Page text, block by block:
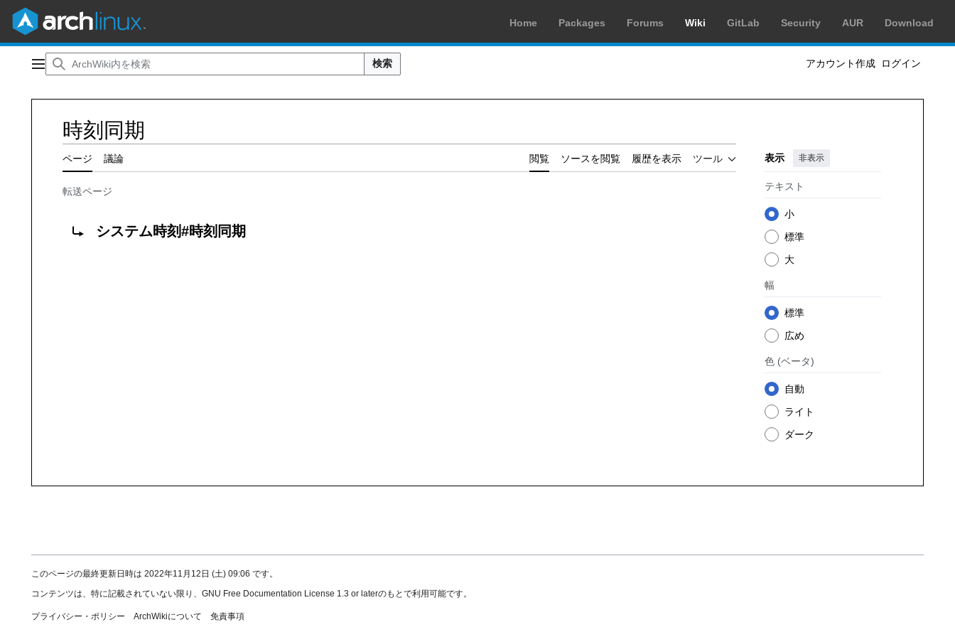
Home Packages Forums Wiki GitLab Security AUR Download
メインメニュー 検索 アカウント作成 ログイン
時刻同期
ページ 議論 閲覧 ソースを閲覧 履歴を表示 ツール 表示 非表示
テキスト
小
標準
大
幅
標準
広め
色 (ベータ)
自動
ライト
ダーク
転送ページ
システム時刻#時刻同期
このページの最終更新日時は 2022年11月12日 (土) 09:06 です。
コンテンツは、特に記載されていない限り、 GNU Free Documentation License 1.3 or laterのもとで利用可能です。
プライバシー・ポリシー ArchWikiについて 免責事項